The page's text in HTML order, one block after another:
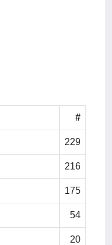
#
229
216
175
54
20